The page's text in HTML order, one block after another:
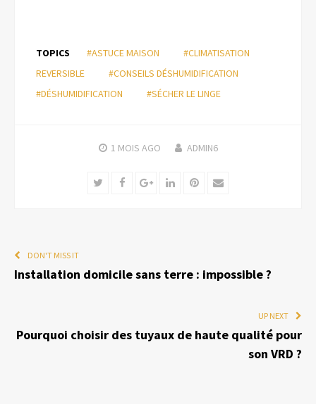
TOPICS #ASTUCE MAISON
#CLIMATISATION
REVERSIBLE
#CONSEILS DÉSHUMIDIFICATION
#DÉSHUMIDIFICATION
#SÉCHER LE LINGE
1 MOIS AGO ADMIN6
TwitterFacebookGoogle+LinkedInPinterest
Email
DON'T MISS IT
Installation domicile sans terre : impossible ?
UP NEXT
Pourquoi choisir des tuyaux de haute qualité pour
son VRD ?